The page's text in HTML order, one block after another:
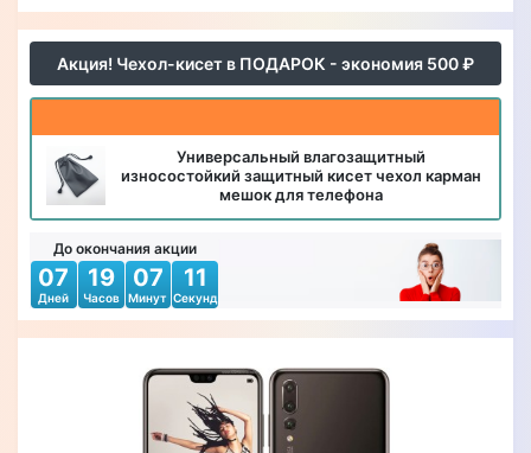
Акция! Чехол-кисет в ПОДАРОК - экономия 500 ₽
Универсальный влагозащитный
износостойкий защитный кисет чехол карман
мешок для телефона
До окончания акции
07
Дней
19
Часов
07
Минут
09
Секунд